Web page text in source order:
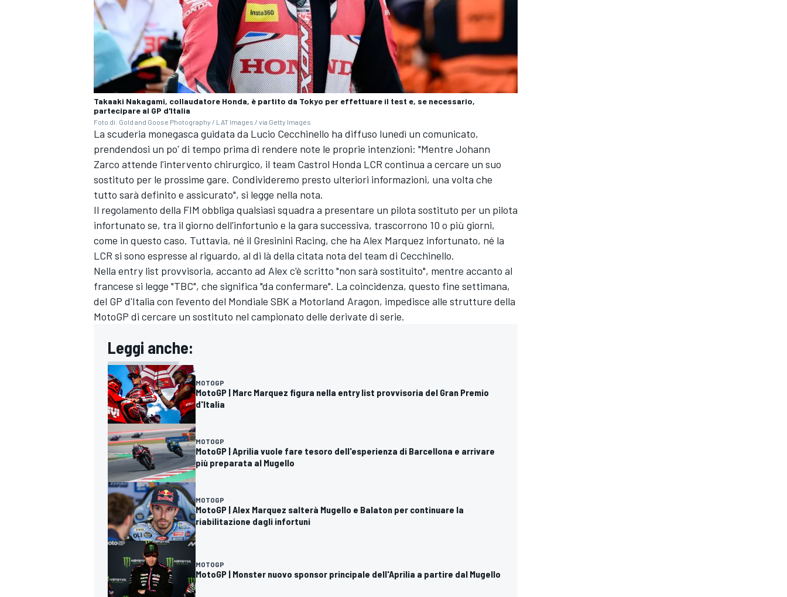
MONOMARCA
RALLY
Takaaki Nakagami, collaudatore Honda, è partito da Tokyo per effettuare il test e, se necessario,
partecipare al GP d'Italia
Foto di: Gold and Goose Photography / LAT Images / via Getty Images
La scuderia monegasca guidata da Lucio Cecchinello ha diffuso lunedì un comunicato,
prendendosi un po' di tempo prima di rendere note le proprie intenzioni: "Mentre Johann
Zarco attende l'intervento chirurgico, il team Castrol Honda LCR continua a cercare un suo
sostituto per le prossime gare. Condivideremo presto ulteriori informazioni, una volta che
tutto sarà definito e assicurato", si legge nella nota.
Il regolamento della FIM obbliga qualsiasi squadra a presentare un pilota sostituto per un pilota
infortunato se, tra il giorno dell'infortunio e la gara successiva, trascorrono 10 o più giorni,
come in questo caso. Tuttavia, né il Gresinini Racing, che ha Alex Marquez infortunato, né la
LCR si sono espresse al riguardo, al di là della citata nota del team di Cecchinello.
Nella entry list provvisoria, accanto ad Alex c'è scritto "non sarà sostituito", mentre accanto al
francese si legge "TBC", che significa "da confermare". La coincidenza, questo fine settimana,
del GP d'Italia con l'evento del Mondiale SBK a Motorland Aragon, impedisce alle strutture della
MotoGP di cercare un sostituto nel campionato delle derivate di serie.
Leggi anche:
MOTOGP
MotoGP | Marc Marquez figura nella entry list provvisoria del Gran Premio
d'Italia
MOTOGP
MotoGP | Aprilia vuole fare tesoro dell'esperienza di Barcellona e arrivare
più preparata al Mugello
MOTOGP
MotoGP | Alex Marquez salterà Mugello e Balaton per continuare la
riabilitazione dagli infortuni
MOTOGP
MotoGP | Monster nuovo sponsor principale dell'Aprilia a partire dal Mugello